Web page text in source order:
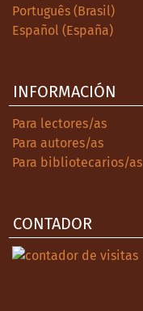
Português (Brasil)
Español (España)
INFORMACIÓN
Para lectores/as
Para autores/as
Para bibliotecarios/as
CONTADOR